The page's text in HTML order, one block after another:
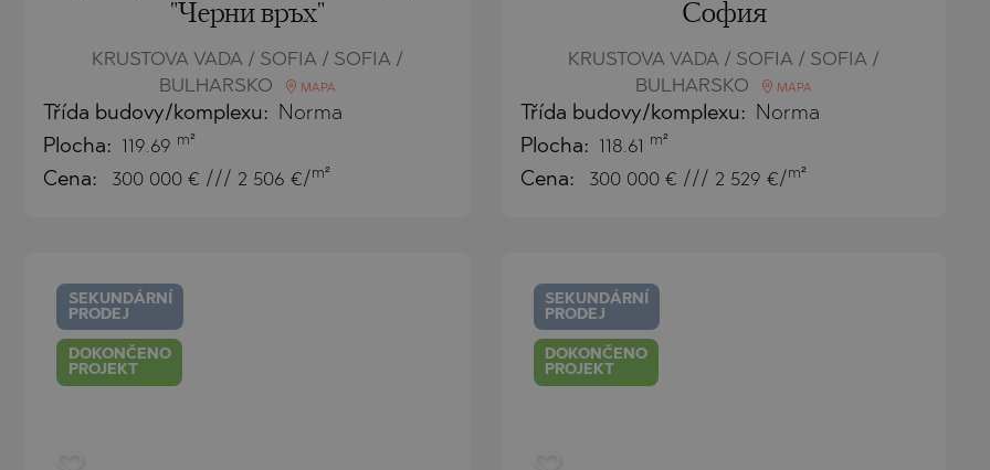
"Черни връх"
KRUSTOVA VADA / SOFIA / SOFIA /
BULHARSKO
MAPA
Třída budovy/komplexu: Norma
Plocha: 119.69 m²
Cena: 300 000 € /// 2 506 €/ m²
София
KRUSTOVA VADA / SOFIA / SOFIA /
BULHARSKO
MAPA
Třída budovy/komplexu: Norma
Plocha: 118.61 m²
Cena: 300 000€ /// 2 529 €/ m²
SEKUNDÁRNÍ
PRODEJ
DOKONČENO
PROJEKT
SEKUNDÁRNÍ
PRODEJ
DOKONČENO
PROJEKT